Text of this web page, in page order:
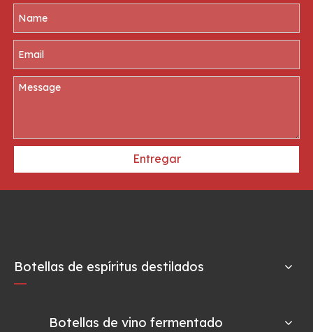
Entregar
Botellas de espíritus destilados
Botellas de vino fermentado